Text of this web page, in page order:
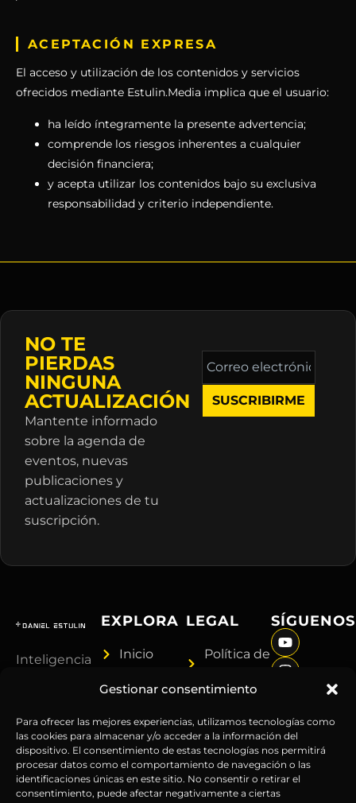
Gestionar consentimiento
Para ofrecer las mejores experiencias, utilizamos tecnologías como
las cookies para almacenar y/o acceder a la información del
dispositivo. El consentimiento de estas tecnologías nos permitirá
procesar datos como el comportamiento de navegación o las
identificaciones únicas en este sitio. No consentir o retirar el
consentimiento, puede afectar negativamente a ciertas
ACEPTACIÓN EXPRESA
El acceso y utilización de los contenidos y servicios
ofrecidos mediante Estulin.Media implica que el usuario:
ha leído íntegramente la presente advertencia;
comprende los riesgos inherentes a cualquier
decisión financiera;
y acepta utilizar los contenidos bajo su exclusiva
responsabilidad y criterio independiente.
NO TE
PIERDAS
NINGUNA
ACTUALIZACIÓN
Mantente informado
sobre la agenda de
eventos, nuevas
publicaciones y
actualizaciones de tu
suscripción.
Correo
electrónico
*
Inteligencia
Anticipándonos
a los
acontecimientos
globales
desde
EXPLORA
Inicio
Daniel
Suscripciones
Webinars
Contacto
LEGAL
Política de
Términos y
Aviso
Legal
Advertencia
Financiera
SÍGUENOS